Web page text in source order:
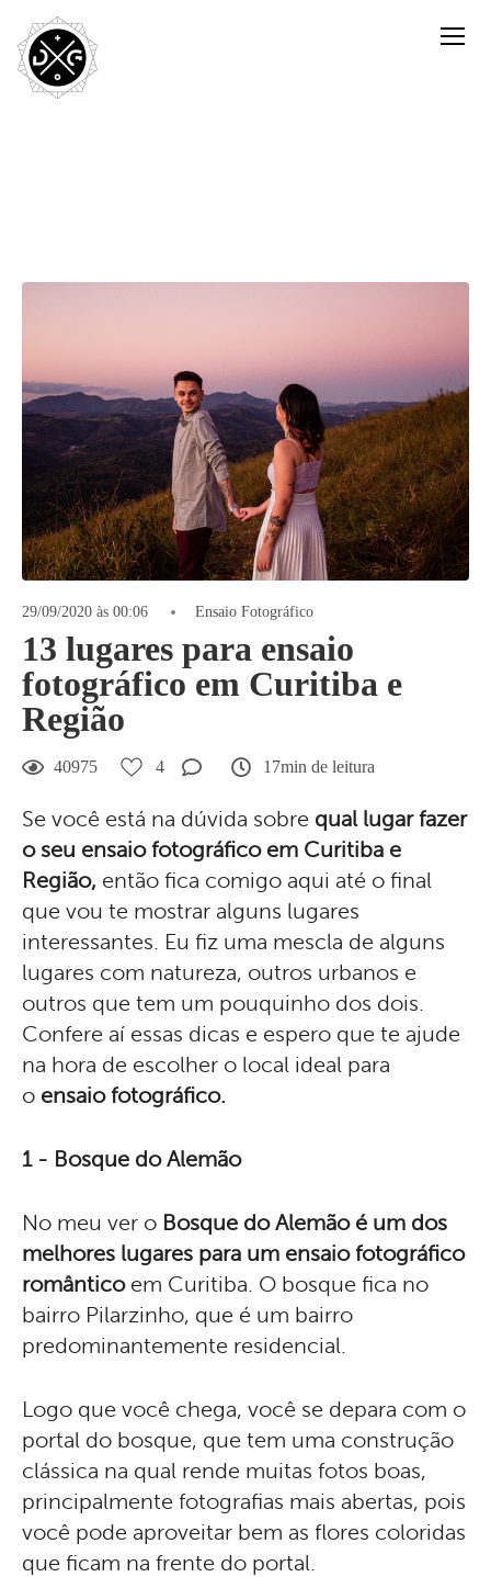
29/09/2020 às 00:06 Ensaio Fotográfico
13 lugares para ensaio
fotográfico em Curitiba e
Região
40975 4 17min de leitura
Se você está na dúvida sobre qual lugar fazer
o seu ensaio fotográfico em Curitiba e
Região, então fica comigo aqui até o final
que vou te mostrar alguns lugares
interessantes. Eu fiz uma mescla de alguns
lugares com natureza, outros urbanos e
outros que tem um pouquinho dos dois.
Confere aí essas dicas e espero que te ajude
na hora de escolher o local ideal para
o ensaio fotográfico.
1 - Bosque do Alemão
No meu ver o Bosque do Alemão é um dos
melhores lugares para um ensaio fotográfico
românticoem Curitiba. O bosque fica no
bairro Pilarzinho, que é um bairro
predominantemente residencial.
Logo que você chega, você se depara com o
portal do bosque, que tem uma construção
clássica na qual rende muitas fotos boas,
principalmente fotografias mais abertas, pois
você pode aproveitar bem as flores coloridas
que ficam na frente do portal.